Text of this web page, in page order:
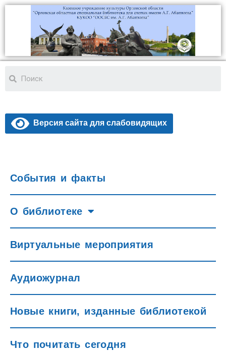
Версия сайта для слабовидящих
События и факты
О библиотеке
Виртуальные мероприятия
Аудиожурнал
Новые книги, изданные библиотекой
Что почитать сегодня